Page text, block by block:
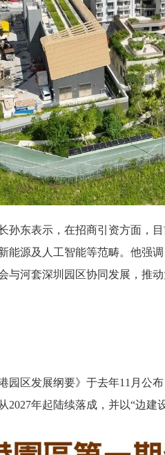
东表示，在招商引资方面，目
能源及人工智能等范畴。他强
河套深圳园区协同发展，推
区发展纲要》于去年11月公
年起陆续落成，并以“边建